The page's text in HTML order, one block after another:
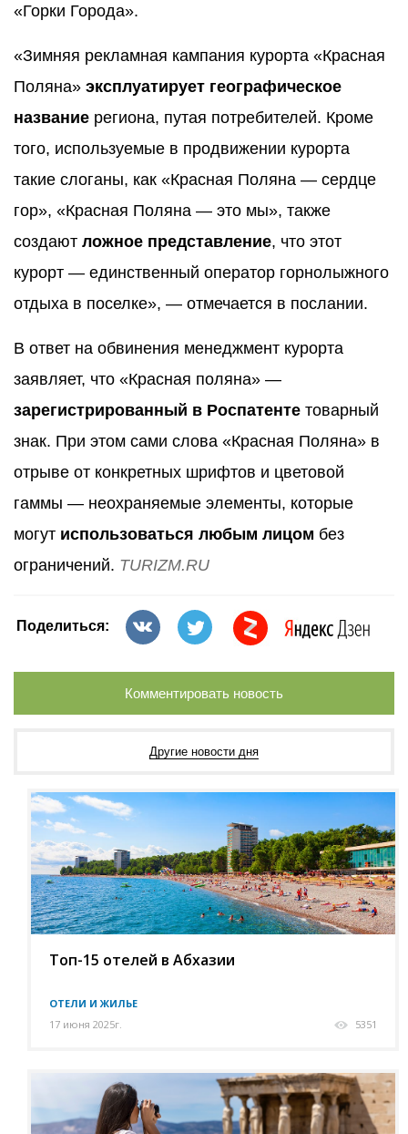
«Горки Города».
«Зимняя рекламная кампания курорта «Красная
Поляна» эксплуатирует географическое
название региона, путая потребителей. Кроме
того, используемые в продвижении курорта
такие слоганы, как «Красная Поляна — сердце
гор», «Красная Поляна — это мы», также
создают ложное представление, что этот
курорт — единственный оператор горнолыжного
отдыха в поселке», — отмечается в послании.
В ответ на обвинения менеджмент курорта
заявляет, что «Красная поляна» —
зарегистрированный в Роспатенте товарный
знак. При этом сами слова «Красная Поляна» в
отрыве от конкретных шрифтов и цветовой
гаммы — неохраняемые элементы, которые
могут использоваться любым лицом без
ограничений. TURIZM.RU
Поделиться:
Комментировать новость
Другие новости дня
Топ-15 отелей в Абхазии
ОТЕЛИ И ЖИЛЬЕ
17 июня 2025г.
5351